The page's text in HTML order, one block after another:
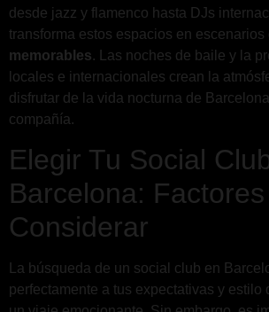
desde jazz y flamenco hasta DJs
transforma estos espacios en escenarios
memorables. Las noches de baile y la
locales e internacionales crean la
disfrutar de la vida nocturna de
compañía.
Elegir Tu Social
Barcelona:
Considerar
La búsqueda de un social club en
perfectamente a tus expectativas y estilo